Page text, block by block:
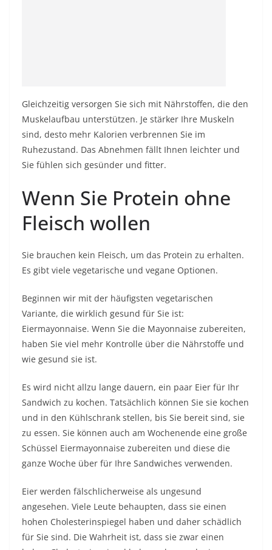
Gleichzeitig versorgen Sie sich mit Nährstoffen, die den
Muskelaufbau unterstützen. Je stärker Ihre Muskeln
sind, desto mehr Kalorien verbrennen Sie im
Ruhezustand. Das Abnehmen fällt Ihnen leichter und
Sie fühlen sich gesünder und fitter.
Wenn Sie Protein ohne
Fleisch wollen
Sie brauchen kein Fleisch, um das Protein zu erhalten.
Es gibt viele vegetarische und vegane Optionen.
Beginnen wir mit der häufigsten vegetarischen
Variante, die wirklich gesund für Sie ist:
Eiermayonnaise. Wenn Sie die Mayonnaise zubereiten,
haben Sie viel mehr Kontrolle über die Nährstoffe und
wie gesund sie ist.
Es wird nicht allzu lange dauern, ein paar Eier für Ihr
Sandwich zu kochen. Tatsächlich können Sie sie kochen
und in den Kühlschrank stellen, bis Sie bereit sind, sie
zu essen. Sie können auch am Wochenende eine große
Schüssel Eiermayonnaise zubereiten und diese die
ganze Woche über für Ihre Sandwiches verwenden.
Eier werden fälschlicherweise als ungesund
angesehen. Viele Leute behaupten, dass sie einen
hohen Cholesterinspiegel haben und daher schädlich
für Sie sind. Die Wahrheit ist, dass sie zwar einen